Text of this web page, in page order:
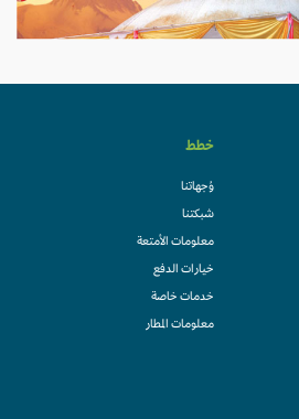
خطط
وُجهاتنا
شبكتنا
معلومات الأمتعة
خيارات الدفع
خدمات خاصة
معلومات المطار